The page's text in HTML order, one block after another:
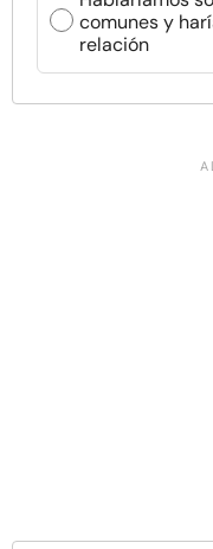
comunes y
relación